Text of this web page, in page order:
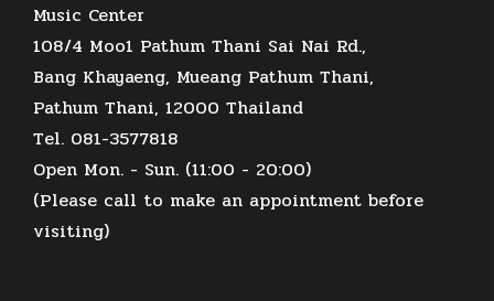
Music Center
108/4 Moo1 Pathum Thani Sai Nai Rd.,
Bang Khayaeng, Mueang Pathum Thani,
Pathum Thani, 12000 Thailand
Tel. 081-3577818
Open Mon. - Sun. (11:00 - 20:00)
(Please call to make an appointment before
visiting)